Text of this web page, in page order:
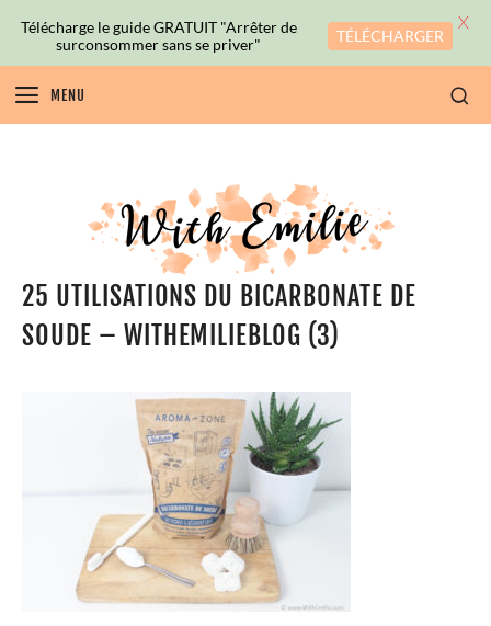
MENU
25 UTILISATIONS DU BICARBONATE DE
SOUDE – WITHEMILIEBLOG (3)
Télécharge le guide GRATUIT "Arrêter de
surconsommer sans se priver"
TÉLÉCHARGER
X